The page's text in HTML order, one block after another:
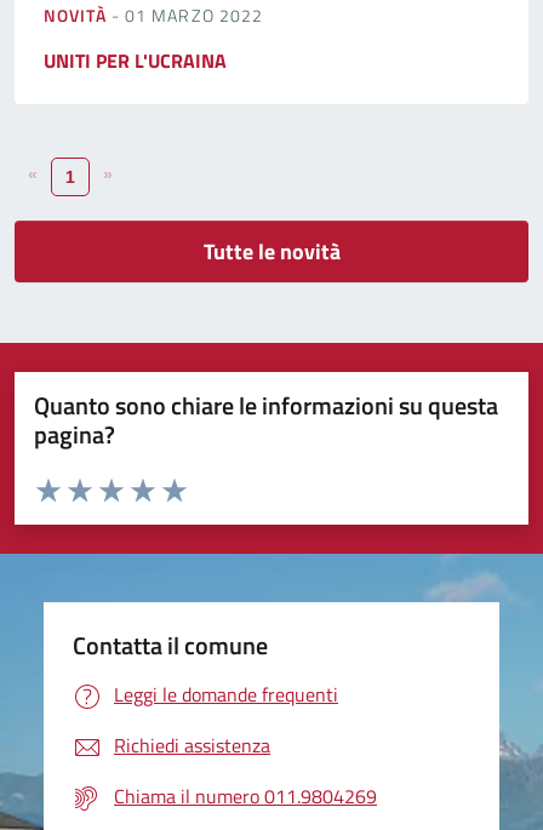
NOVITÀ - 01 MARZO 2022
UNITI PER L'UCRAINA
« 1 »
Tutte le novità
Quanto sono chiare le informazioni su questa
pagina?
Valuta da 1 a 5 stelle la pagina
Valuta 5 stelle su 5
Valuta 4 stelle su 5
Valuta 3 stelle su 5
Valuta 2 stelle su 5
Valuta 1 stelle su 5
Contatta il comune
Leggi le domande frequenti
Richiedi assistenza
Chiama il numero 011.9804269